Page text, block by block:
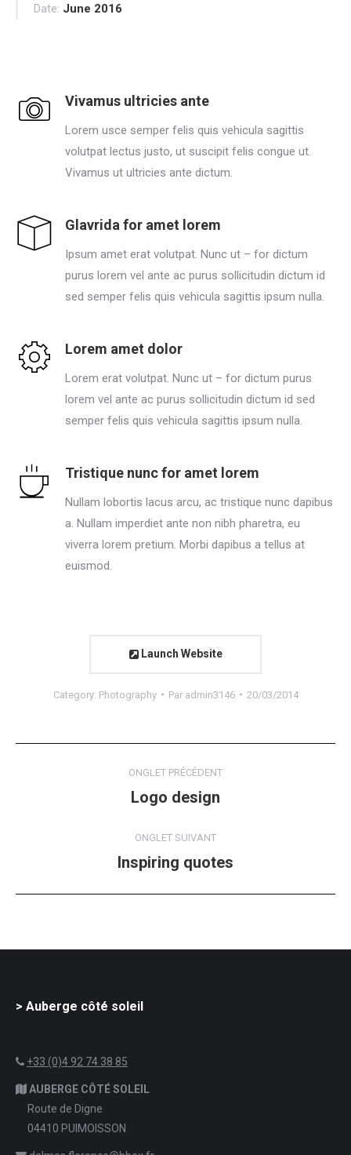
Date: June 2016
Vivamus ultricies ante
Lorem usce semper felis quis vehicula sagittis
volutpat lectus justo, ut suscipit felis congue ut.
Vivamus ut ultricies ante dictum.
Glavrida for amet lorem
Ipsum amet erat volutpat. Nunc ut – for dictum
purus lorem vel ante ac purus sollicitudin dictum id
sed semper felis quis vehicula sagittis ipsum nulla.
Lorem amet dolor
Lorem erat volutpat. Nunc ut – for dictum purus
lorem vel ante ac purus sollicitudin dictum id sed
semper felis quis vehicula sagittis ipsum nulla.
Tristique nunc for amet lorem
Nullam lobortis lacus arcu, ac tristique nunc dapibus
a. Nullam imperdiet ante non nibh pharetra, eu
viverra lorem pretium. Morbi dapibus a tellus at
euismod.
Launch Website
Category: Photography Par admin3146 20/03/2014
commentaire
ONGLET PRÉCÉDENT
Onglet
Logo design
ONGLET SUIVANT
Projets
Inspiring quotes
> Auberge côté soleil
+33 (0)4 92 74 38 85
AUBERGE CÔTÉ SOLEIL
Route de Digne
04410 PUIMOISSON